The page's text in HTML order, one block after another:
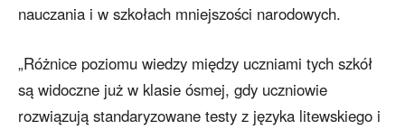
nauczania i w szkołach mniejszości narodowych.
„Różnice poziomu wiedzy między uczniami tych szkół
są widoczne już w klasie ósmej, gdy uczniowie
rozwiązują standaryzowane testy z języka litewskiego i